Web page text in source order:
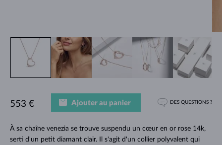
À sa chaîne venezia se trouve suspendu un cœur en or rose 14k,
serti d'un petit diamant clair. Il s'agit d'un collier polyvalent qui
553 € Ajouter au panier DES QUESTIONS ?